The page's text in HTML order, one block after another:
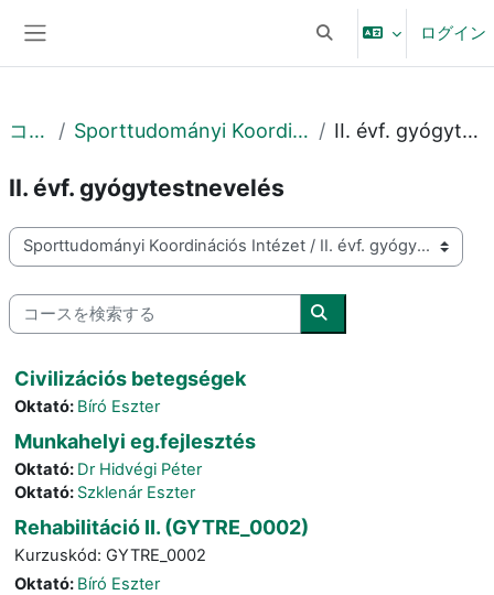
検索入力に切り替える
ログイン
コース Sporttudományi Koordinációs Intézet II. évf. gyógytestnevelés
II. évf. gyógytestnevelés
コースカテゴリ
コースを検索する
コースを検索する
Civilizációs betegségek
Oktató: Bíró Eszter
Munkahelyi eg.fejlesztés
Oktató: Dr Hidvégi Péter
Oktató: Szklenár Eszter
Rehabilitáció II. (GYTRE_0002)
Kurzuskód: GYTRE_0002
Oktató: Bíró Eszter